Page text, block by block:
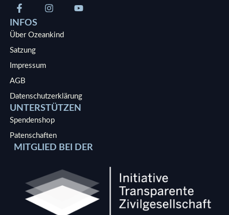
INFOS
Über Ozeankind
Satzung
Impressum
AGB
Datenschutzerklärung
UNTERSTÜTZEN
Spendenshop
Patenschaften
MITGLIED BEI DER